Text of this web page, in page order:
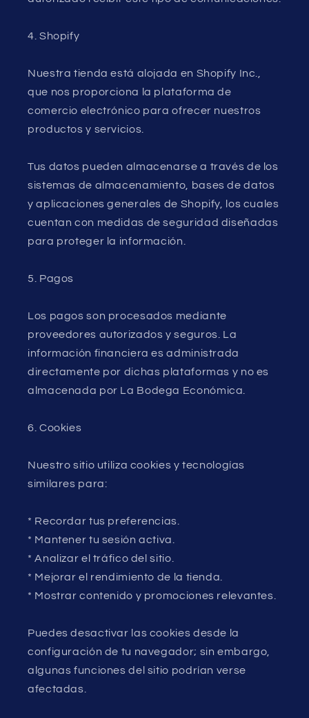
4. Shopify
Nuestra tienda está alojada en Shopify Inc.,
que nos proporciona la plataforma de
comercio electrónico para ofrecer nuestros
productos y servicios.
Tus datos pueden almacenarse a través de los
sistemas de almacenamiento, bases de datos
y aplicaciones generales de Shopify, los cuales
cuentan con medidas de seguridad diseñadas
para proteger la información.
5. Pagos
Los pagos son procesados mediante
proveedores autorizados y seguros. La
información financiera es administrada
directamente por dichas plataformas y no es
almacenada por La Bodega Económica.
6. Cookies
Nuestro sitio utiliza cookies y tecnologías
similares para:
* Recordar tus preferencias.
* Mantener tu sesión activa.
* Analizar el tráfico del sitio.
* Mejorar el rendimiento de la tienda.
* Mostrar contenido y promociones relevantes.
Puedes desactivar las cookies desde la
configuración de tu navegador; sin embargo,
algunas funciones del sitio podrían verse
afectadas.